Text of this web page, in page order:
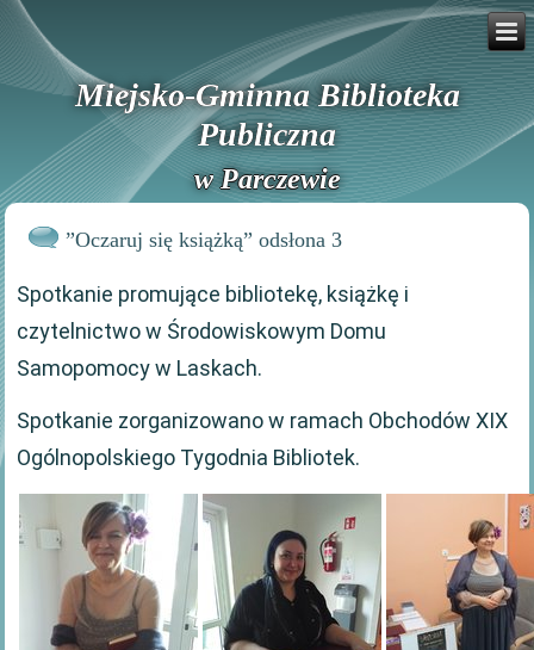
Miejsko-Gminna Biblioteka
Publiczna
w Parczewie
”Oczaruj się książką” odsłona 3
Spotkanie promujące bibliotekę, książkę i
czytelnictwo w Środowiskowym Domu
Samopomocy w Laskach.
Spotkanie zorganizowano w ramach Obchodów XIX
Ogólnopolskiego Tygodnia Bibliotek.